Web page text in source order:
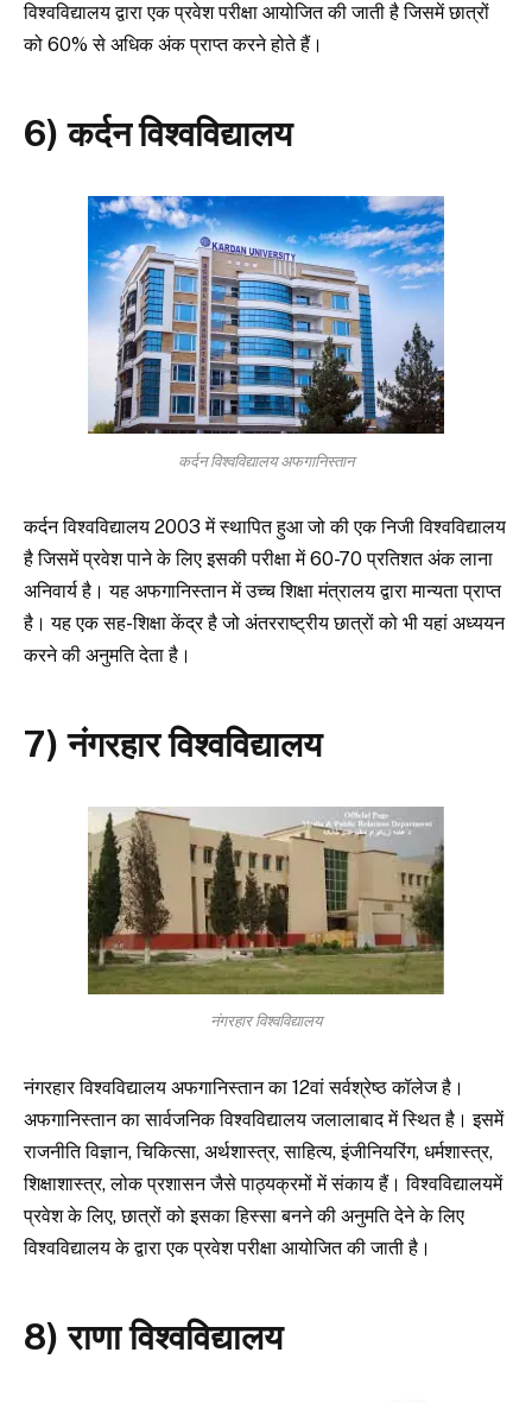
विश्वविद्यालय द्वारा एक प्रवेश परीक्षा आयोजित की जाती है जिसमें छात्रों
को 60% से अधिक अंक प्राप्त करने होते हैं।
6) कर्दन विश्वविद्यालय
कर्दन विश्वविद्यालय अफगानिस्तान
कर्दन विश्वविद्यालय 2003 में स्थापित हुआ जो की एक निजी विश्वविद्यालय
है जिसमें प्रवेश पाने के लिए इसकी परीक्षा में 60-70 प्रतिशत अंक लाना
अनिवार्य है। यह अफगानिस्तान में उच्च शिक्षा मंत्रालय द्वारा मान्यता प्राप्त
है। यह एक सह-शिक्षा केंद्र है जो अंतरराष्ट्रीय छात्रों को भी यहां अध्ययन
करने की अनुमति देता है।
7) नंगरहार विश्वविद्यालय
नंगरहार विश्वविद्यालय
नंगरहार विश्वविद्यालय अफगानिस्तान का 12वां सर्वश्रेष्ठ कॉलेज है।
अफगानिस्तान का सार्वजनिक विश्वविद्यालय जलालाबाद में स्थित है। इसमें
राजनीति विज्ञान, चिकित्सा, अर्थशास्त्र, साहित्य, इंजीनियरिंग, धर्मशास्त्र,
शिक्षाशास्त्र, लोक प्रशासन जैसे पाठ्यक्रमों में संकाय हैं। विश्वविद्यालयमें
प्रवेश के लिए, छात्रों को इसका हिस्सा बनने की अनुमति देने के लिए
विश्वविद्यालय के द्वारा एक प्रवेश परीक्षा आयोजित की जाती है।
8) राणा विश्वविद्यालय